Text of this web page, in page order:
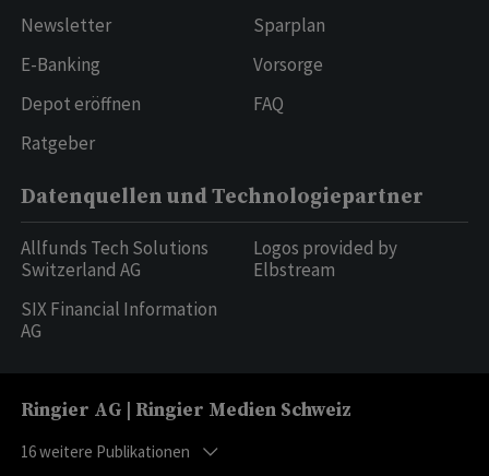
Newsletter
E-Banking
Depot eröffnen
Ratgeber
Sparplan
Vorsorge
FAQ
Datenquellen und Technologiepartner
Allfunds Tech Solutions
Switzerland AG
SIX Financial Information
AG
Logos provided by
Elbstream
Ringier AG | Ringier Medien Schweiz
16weitere Publikationen